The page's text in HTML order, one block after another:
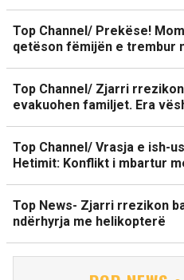
Top Channel/ Prekëse!
qetëson fëmijën e trembur
Top Channel/ Zjarri
evakuohen familjet. Era
Top Channel/ Vrasja e ish-
Hetimit: Konflikt i mbartur
Top News- Zjarri rrezikon
ndërhyrja me helikopterë